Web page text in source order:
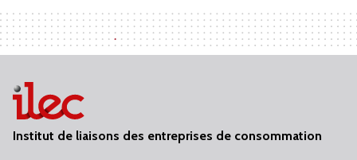
Institut de liaisons des entreprises de consommation